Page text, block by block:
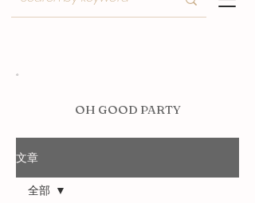
OH GOOD PARTY
文章
全部